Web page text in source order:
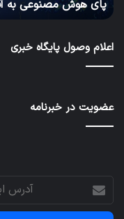
شد
پای هوش مصنوعی به
اعلام وصول پایگاه خبری
عضویت در خبرنامه
ایمیل
خود